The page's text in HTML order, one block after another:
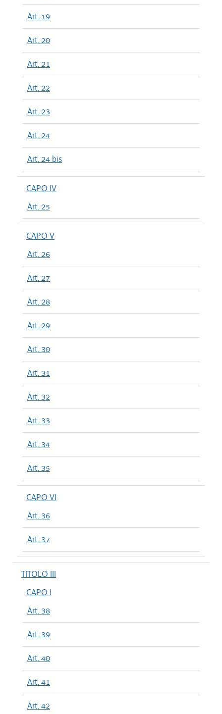
Art. 19
Art. 20
Art. 21
Art. 22
Art. 23
Art. 24
Art. 24 bis
CAPO IV
Art. 25
CAPO V
Art. 26
Art. 27
Art. 28
Art. 29
Art. 30
Art. 31
Art. 32
Art. 33
Art. 34
Art. 35
CAPO VI
Art. 36
Art. 37
TITOLO III
CAPO I
Art. 38
Art. 39
Art. 40
Art. 41
Art. 42